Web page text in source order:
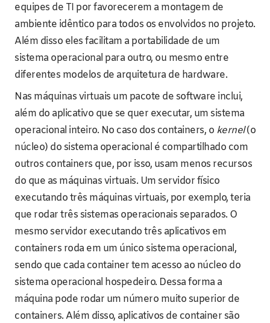
equipes de TI por favorecerem a montagem de
ambiente idêntico para todos os envolvidos no projeto.
Além disso eles facilitam a portabilidade de um
sistema operacional para outro, ou mesmo entre
diferentes modelos de arquitetura de hardware.
Nas máquinas virtuais um pacote de software inclui,
além do aplicativo que se quer executar, um sistema
operacional inteiro. No caso dos containers, o kernel(o
núcleo) do sistema operacional é compartilhado com
outros containers que, por isso, usam menos recursos
do que as máquinas virtuais. Um servidor físico
executando três máquinas virtuais, por exemplo, teria
que rodar três sistemas operacionais separados. O
mesmo servidor executando três aplicativos em
containers roda em um único sistema operacional,
sendo que cada container tem acesso ao núcleo do
sistema operacional hospedeiro. Dessa forma a
máquina pode rodar um número muito superior de
containers. Além disso, aplicativos de container são